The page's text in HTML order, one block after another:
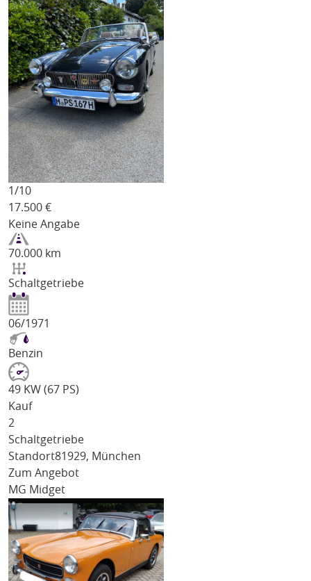
1/10
17.500 €
Keine Angabe
70.000 km
Schaltgetriebe
06/1971
Benzin
49 KW (67 PS)
Kauf
2
Schaltgetriebe
Standort81929, München
Zum Angebot
MG Midget